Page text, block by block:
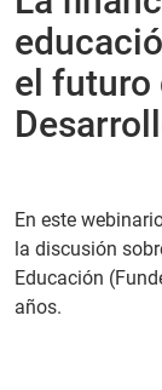
el futuro
En este
la discusión
Educación
años.